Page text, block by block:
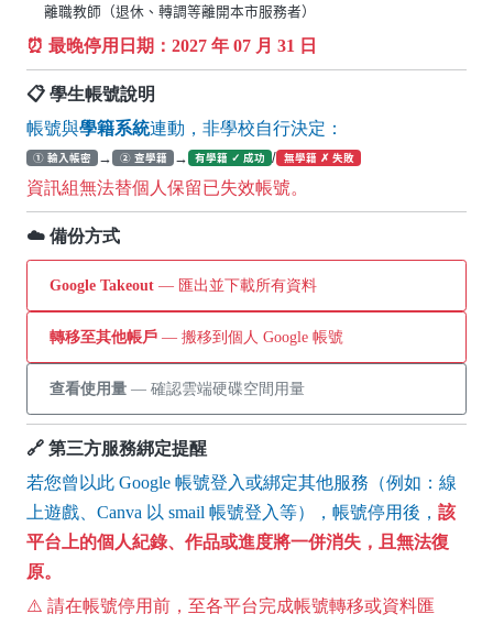
離職教師（退休、轉調等離開本市服務者）
⏰ 最晚停用日期： 2027 年 07 月 31 日
📋 學生帳號說明
帳號與學籍系統連動，非學校自行決定：
① 輸入帳密 → ② 查學籍 → 有學籍 ✓ 成功 / 無學籍 ✗ 失敗
資訊組無法替個人保留已失效帳號。
☁️ 備份方式
Google Takeout — 匯出並下載所有資料
轉移至其他帳戶 — 搬移到個人 Google 帳號
查看使用量 — 確認雲端硬碟空間用量
🔗 第三方服務綁定提醒
若您曾以此 Google 帳號登入或綁定其他服務（例如：線
上遊戲、Canva 以 smail 帳號登入等），帳號停用後， 該
平台上的個人紀錄、作品或進度將一併消失，且無法復
原。
⚠️ 請在帳號停用前，至各平台完成帳號轉移或資料匯